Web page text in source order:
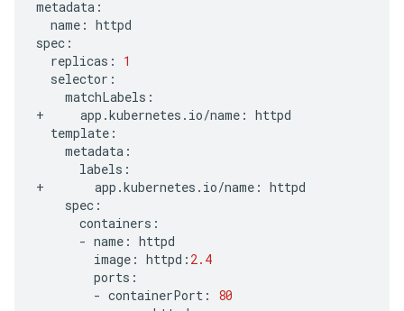
metadata :
name : httpd
spec :
replicas :
1
selector :
matchLabels :
+
app .kubernetes . io/name : httpd
template :
metadata :
labels :
+
app .kubernetes . io/name : httpd
spec :
containers :
- name : httpd
image : httpd : 2.4
ports :
- containerPort :
80